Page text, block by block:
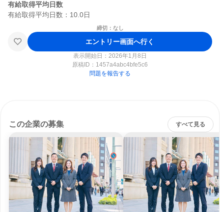
有給取得平均日数
締切：なし
エントリー画面へ行く
表示開始日：2026年1月8日
原稿ID： 1457a4abc4bfe5c6
問題を報告する
この企業の募集 すべて見る